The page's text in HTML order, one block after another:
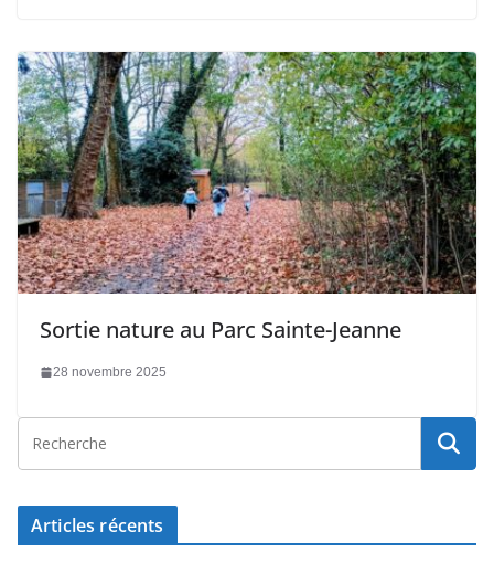
Sortie nature au Parc Sainte-Jeanne
28 novembre 2025
Articles récents